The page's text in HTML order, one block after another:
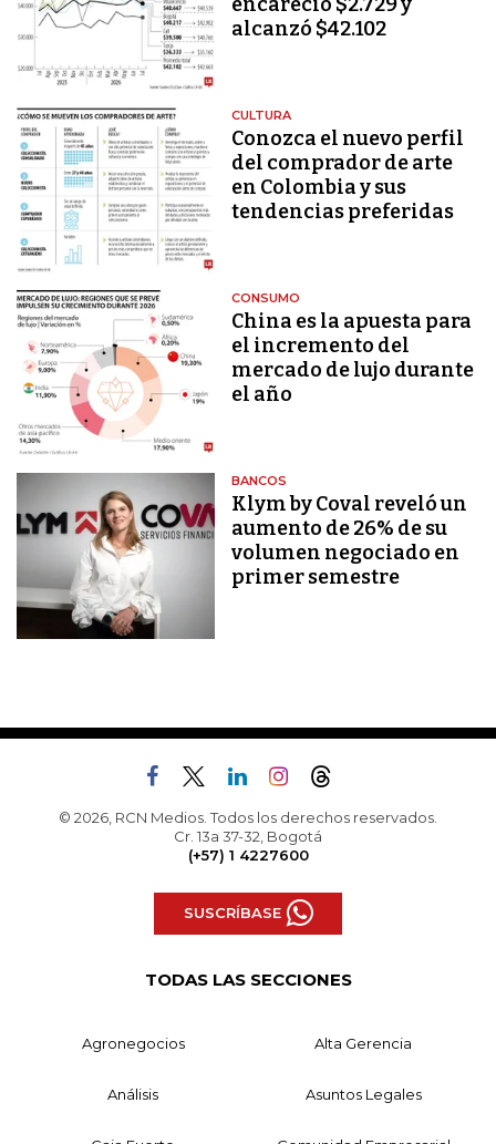
alcanzó $42.102
CULTURA
Conozca el nuevo perfil
del comprador de arte
en Colombia y sus
tendencias preferidas
CONSUMO
China es la apuesta para
el incremento del
mercado de lujo durante
el año
BANCOS
Klym by Coval reveló un
aumento de 26% de su
volumen negociado en
primer semestre
© 2026, RCN Medios. Todos los derechos reservados.
Cr. 13a 37-32, Bogotá
(+57) 1 4227600
SUSCRÍBASE
TODAS LAS SECCIONES
Agronegocios Alta Gerencia
Análisis Asuntos Legales